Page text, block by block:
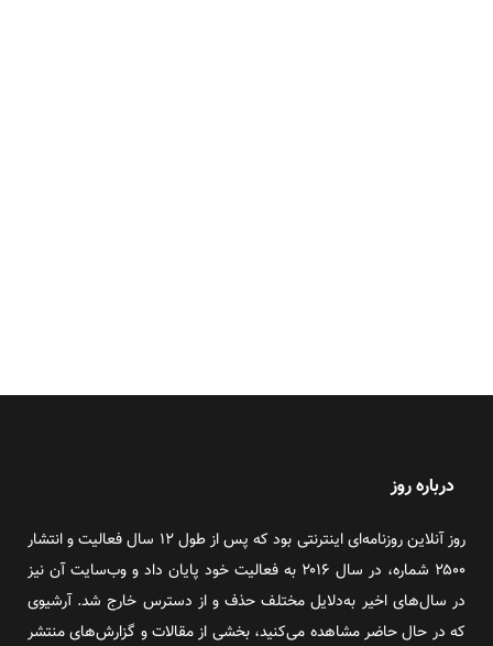
درباره روز
روز آنلاین روزنامه‌ای اینترنتی بود که پس از طول ۱۲ سال فعالیت و انتشار
۲۵۰۰ شماره، در سال ۲۰۱۶ به فعالیت خود پایان داد و وب‌سایت آن نیز
در سال‌های اخیر به‌دلایل مختلف حذف و از دسترس خارج شد. آرشیوی
که در حال حاضر مشاهده می‌کنید، بخشی از مقالات و گزارش‌های منتشر